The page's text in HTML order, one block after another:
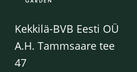
Kekkilä-BVB Eesti OÜ
A.H. Tammsaare tee
47